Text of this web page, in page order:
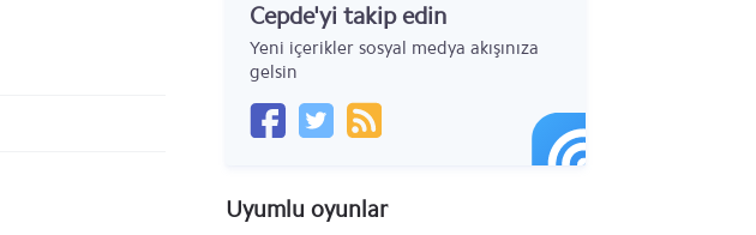
Xiaomi Mi Mix 2s
Xiaomi Mi 8 Pro
Xiaomi Redmi 6A
Xiaomi Mi A2 Lite
Cepde'yi takip edin
Yeni içerikler sosyal medya akışınıza
gelsin
Uyumlu oyunlar